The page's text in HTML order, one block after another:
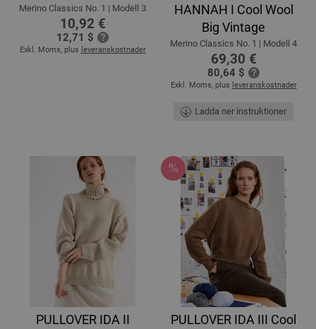
Merino Classics No. 1 | Modell 3
10,92 €
12,71 $
Exkl. Moms, plus leveranskostnader
HANNAH I Cool Wool
Big Vintage
Merino Classics No. 1 | Modell 4
69,30 €
80,64 $
Exkl. Moms, plus leveranskostnader
Ladda ner instruktioner
PULLOVER IDA II
PULLOVER IDA III Cool